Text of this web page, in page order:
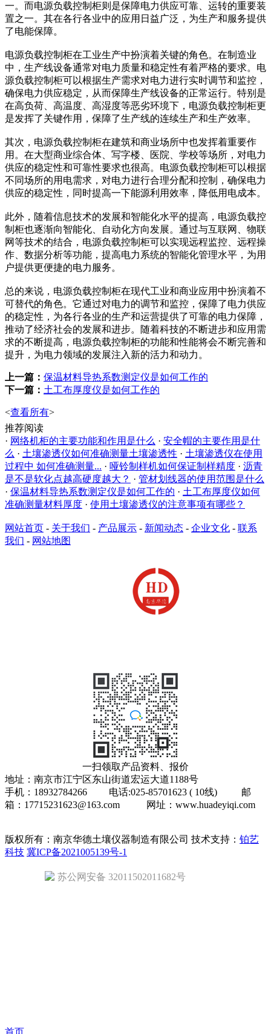
一。而电源负载控制柜则是保障电力供应可靠、运转的重要装
置之一。其在各行各业中的应用日益广泛，为生产和服务提供
了电能保障。
电源负载控制柜在工业生产中扮演着关键的角色。在制造业
中，生产线设备通常对电力质量和稳定性有着严格的要求。电
源负载控制柜可以根据生产需求对电力进行实时调节和监控，
确保电力供应稳定，从而保障生产线设备的正常运行。特别是
在高负荷、高温度、高湿度等恶劣环境下，电源负载控制柜更
是发挥了关键作用，保障了生产线的连续生产和生产效率。
其次，电源负载控制柜在建筑和商业场所中也发挥着重要作
用。在大型商业综合体、写字楼、医院、学校等场所，对电力
供应的稳定性和可靠性要求也很高。电源负载控制柜可以根据
不同场所的用电需求，对电力进行合理分配和控制，确保电力
供应的稳定性，同时提高一下能源利用效率，降低用电成本。
此外，随着信息技术的发展和智能化水平的提高，电源负载控
制柜也逐渐向智能化、自动化方向发展。通过与互联网、物联
网等技术的结合，电源负载控制柜可以实现远程监控、远程操
作、数据分析等功能，提高电力系统的智能化管理水平，为用
户提供更便捷的电力服务。
总的来说，电源负载控制柜在现代工业和商业应用中扮演着不
可替代的角色。它通过对电力的调节和监控，保障了电力供应
的稳定性，为各行各业的生产和运营提供了可靠的电力保障，
推动了经济社会的发展和进步。随着科技的不断进步和应用需
求的不断提高，电源负载控制柜的功能和性能将会不断完善和
提升，为电力领域的发展注入新的活力和动力。
上一篇： 保温材料导热系数测定仪是如何工作的
下一篇： 土工布厚度仪是如何工作的
<查看所有>
推荐阅读
· 网络机柜的主要功能和作用是什么 · 安全帽的主要作用是什
么 · 土壤渗透仪如何准确测量土壤渗透性 · 土壤渗透仪在使用
过程中 如何准确测量... · 哑铃制样机如何保证制样精度 · 沥青
是不是软化点越高硬度越大？ · 管材划线器的使用范围是什么
· 保温材料导热系数测定仪是如何工作的 · 土工布厚度仪如何
准确测量材料厚度 · 使用土壤渗透仪的注意事项有哪些？
网站首页 - 关于我们 - 产品展示 - 新闻动态 - 企业文化 - 联系
我们 - 网站地图
一扫领取产品资料、报价
地址：南京市江宁区东山街道宏运大道1188号
手机：18932784266 电话:025-85701623 ( 10线) 邮
箱：17715231623@163.com 网址：www.huadeyiqi.com
版权所有：南京华德土壤仪器制造有限公司 技术支持： 铂艺
科技 冀ICP备2021005139号-1
苏公网安备 32011502011682号